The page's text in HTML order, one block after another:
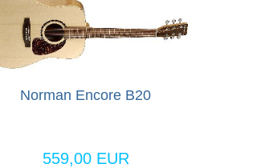
Norman Encore B20
559,00 EUR